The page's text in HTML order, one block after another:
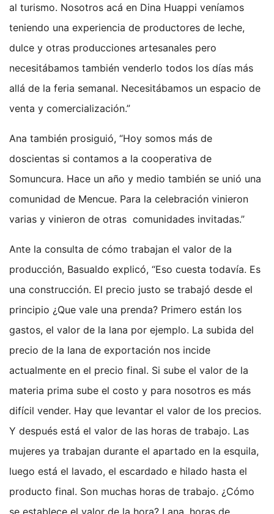
al turismo. Nosotros acá en Dina Huappi veníamos
teniendo una experiencia de productores de leche,
dulce y otras producciones artesanales pero
necesitábamos también venderlo todos los días más
allá de la feria semanal. Necesitábamos un espacio de
venta y comercialización.”
Ana también prosiguió, “Hoy somos más de
doscientas si contamos a la cooperativa de
Somuncura. Hace un año y medio también se unió una
comunidad de Mencue. Para la celebración vinieron
varias y vinieron de otras comunidades invitadas.”
Ante la consulta de cómo trabajan el valor de la
producción, Basualdo explicó, “Eso cuesta todavía. Es
una construcción. El precio justo se trabajó desde el
principio ¿Que vale una prenda? Primero están los
gastos, el valor de la lana por ejemplo. La subida del
precio de la lana de exportación nos incide
actualmente en el precio final. Si sube el valor de la
materia prima sube el costo y para nosotros es más
difícil vender. Hay que levantar el valor de los precios.
Y después está el valor de las horas de trabajo. Las
mujeres ya trabajan durante el apartado en la esquila,
luego está el lavado, el escardado e hilado hasta el
producto final. Son muchas horas de trabajo. ¿Cómo
se establece el valor de la hora? Lana, horas de